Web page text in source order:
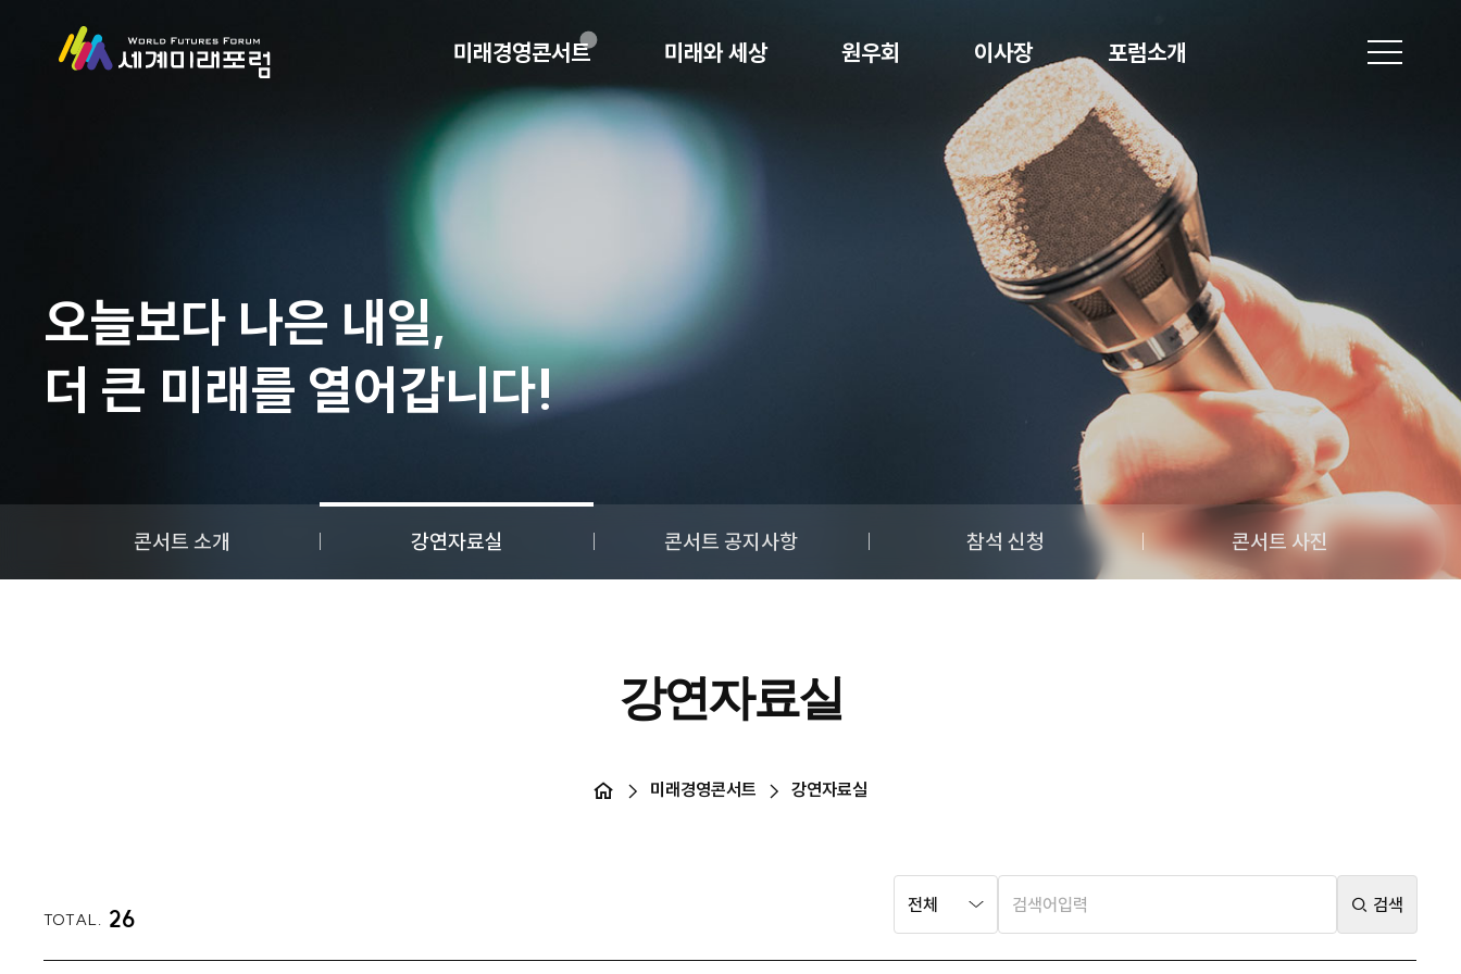
미래경영콘서트 미래와 세상 원우회 이사장 포럼소개
오늘보다 나은 내일,
더 큰 미래를 열어갑니다!
콘서트 소개 강연자료실 콘서트 공지사항 참석 신청 콘서트 사진
강연자료실
미래경영콘서트 강연자료실
TOTAL. 26
검색